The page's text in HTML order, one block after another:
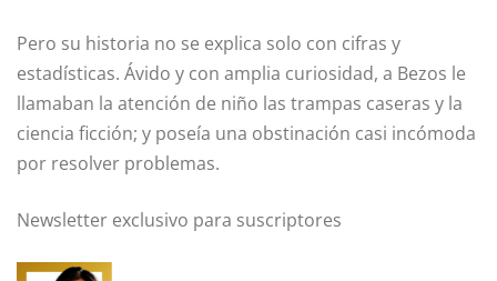
Pero su historia no se explica solo con cifras y
estadísticas. Ávido y con amplia curiosidad, a Bezos le
llamaban la atención de niño las trampas caseras y la
ciencia ficción; y poseía una obstinación casi incómoda
por resolver problemas.
Newsletter exclusivo para suscriptores